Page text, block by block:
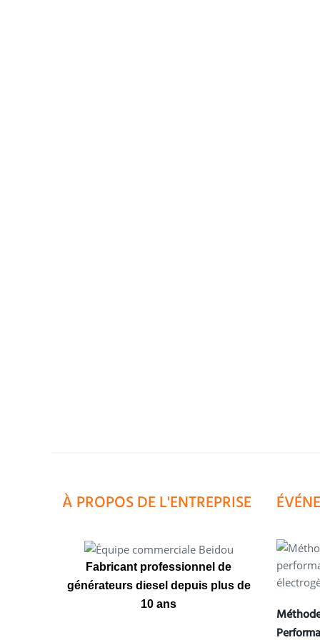
À PROPOS DE L'ENTREPRISE
Fabricant professionnel de
générateurs diesel depuis plus de
10 ans